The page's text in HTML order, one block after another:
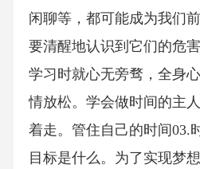
闲聊等，都可能成为我们
要清醒地认识到它们的危
学习时就心无旁骛，全身
情放松。学会做时间的主
着走。管住自己的时间03.
目标是什么。为了实现梦